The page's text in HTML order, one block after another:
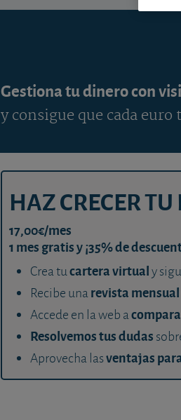
Gestiona tu dinero con
y consigue que cada euro
HAZ CRECER
17,00€/mes
1 mes gratis y ¡35% de
Crea tucartera virtualy
Recibe unarevista
Accede en la web a
Resolvemos tus dudas
Aprovecha lasventajas